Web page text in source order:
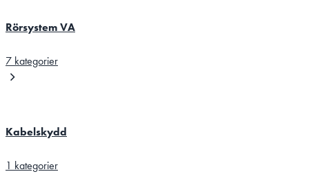
Rörsystem VA
7 kategorier
Kabelskydd
1 kategorier